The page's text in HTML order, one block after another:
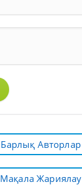
Барлық Авторлар
Мақала Жариялау